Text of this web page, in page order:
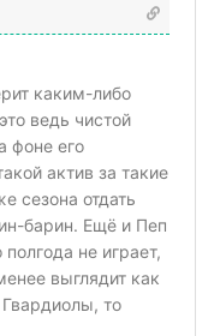
каким-либо
ведь чистой
фоне его
актив за такие
сезона отдать
барин. Ещё и Пеп
не играет,
выглядит как
то